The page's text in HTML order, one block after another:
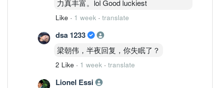
力真丰富。lol Good luckiest
Like · 1 week · translate
dsa 1233
梁朝伟，半夜回复，你失眠了？
2 Like · 1 week · translate
Lionel Essi